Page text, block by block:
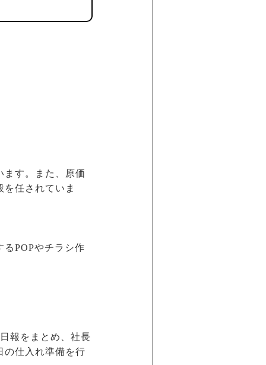
ます。また、原価
任されていま
POPやチラシ作
報をまとめ、社長
の仕入れ準備を行